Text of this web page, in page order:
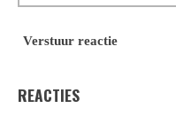
Verstuur reactie
REACTIES